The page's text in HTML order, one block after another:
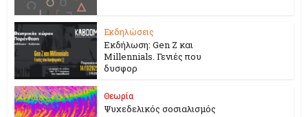
Εκδηλώσεις
Εκδήλωση: Gen Z και
Millennials. Γενιές που
δυσφορ
Θεωρία
Ψυχεδελικός σοσιαλισμός